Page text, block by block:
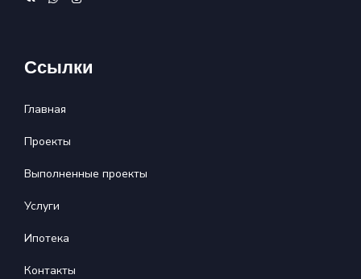
Ссылки
Главная
Проекты
Выполненные проекты
Услуги
Ипотека
Контакты